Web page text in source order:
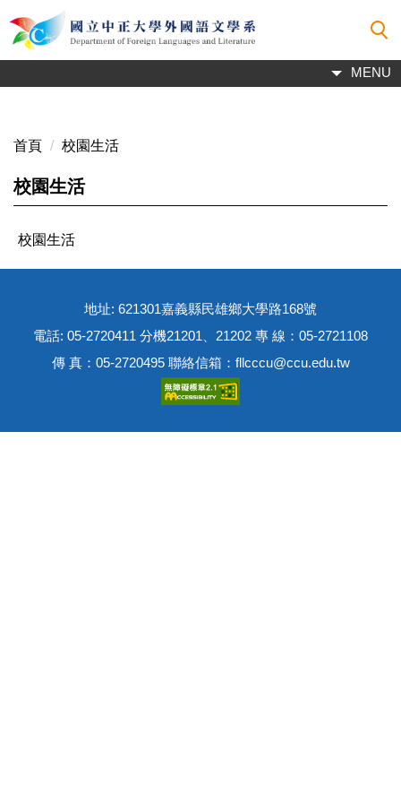
跳
到
主
區
MENU
首頁 校園生活
校園生活
校園生活
地址: 621301嘉義縣民雄鄉大學路168號
電話: 05-2720411 分機21201、21202 專 線：05-2721108
傳 真：05-2720495 聯絡信箱：fllcccu@ccu.edu.tw